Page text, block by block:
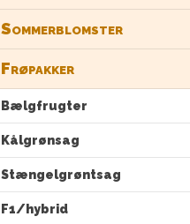
Sommerblomster
Frøpakker
Bælgfrugter
Kålgrønsag
Stængelgrøntsag
F1/hybrid